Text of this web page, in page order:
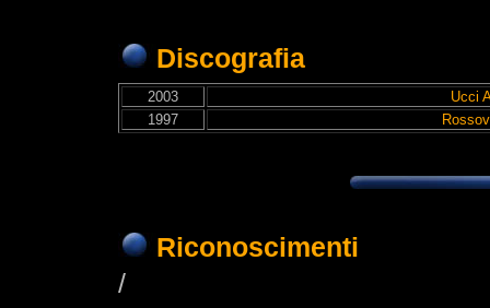
Discografia
2003
Ucci
1997
Riconoscimenti
/